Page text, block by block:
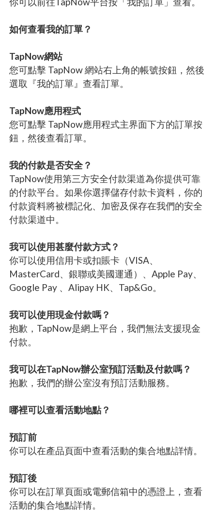
如何查看我的訂單？
TapNow網站
您可點擊 TapNow 網站右上角的帳號按鈕，然後
選取『我的訂單』查看訂單。
TapNow應用程式
您可點擊 TapNow應用程式主界面下方的訂單按
鈕，然後查看訂單。
我的付款是否安全？
TapNow使用第三方安全付款渠道為你提供可靠
的付款平台。如果你選擇儲存付款卡資料，你的
付款資料將被標記化、加密及保存在我們的安全
付款渠道中。
我可以使用甚麼付款方式？
你可以使用信用卡或扣賬卡（VISA、
MasterCard、銀聯或美國運通）、Apple Pay、
Google Pay 、Alipay HK、Tap&Go。
我可以使用現金付款嗎？
抱歉，TapNow是網上平台，我們無法支援現金
付款。
我可以在TapNow辦公室預訂活動及付款嗎？
抱歉，我們的辦公室沒有預訂活動服務。
哪裡可以查看活動地點？
預訂前
你可以在產品頁面中查看活動的集合地點詳情。
預訂後
你可以在訂單頁面或電郵信箱中的憑證上，查看
活動的集合地點詳情。